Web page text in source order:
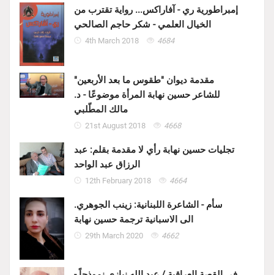
إمبراطورية ري - آفاراكس... رواية تقترب من
الخيال العلمي - شكر حاجم الصالحي
4th March 2018 4684
مقدمة ديوان "طقوس ما بعد الأربعين"
للشاعر حسين نهابة المرأة موضوعًا - د.
مالك المطّلبي
21st August 2018 4668
تجليات حسين نهابة رأي لا مقدمة بقلم: عبد
الرزاق عبد الواحد
12th February 2018 4664
سأم - الشاعرة اللبنانية: زينب الجوهري.
الى الاسبانية ترجمة حسين نهابة
29th March 2020 4662